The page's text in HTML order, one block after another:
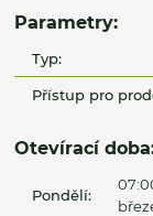
Parametry:
Typ:
Přístup pro
Otevírací
Pondělí: